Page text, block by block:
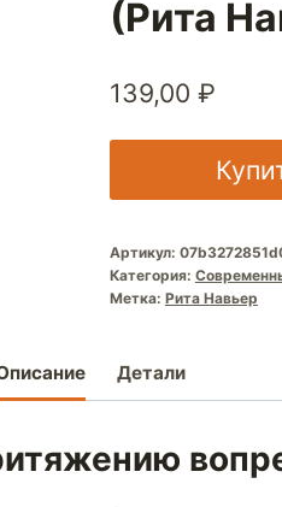
(Рита
139,00 ₽
Артикул:
Категория:
Метка: Рита Навьер
Детали